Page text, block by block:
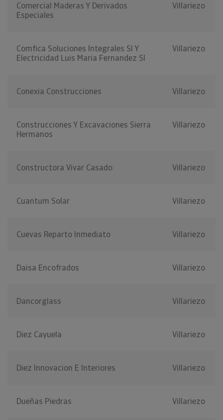
Comercial Maderas Y Derivados
Especiales
Villariezo
Comfica Soluciones Integrales Sl Y
Electricidad Luis Maria Fernandez Sl
Villariezo
Conexia Construcciones Villariezo
Construcciones Y Excavaciones Sierra
Hermanos
Villariezo
Constructora Vivar Casado Villariezo
Cuantum Solar Villariezo
Cuevas Reparto Inmediato Villariezo
Daisa Encofrados Villariezo
Dancorglass Villariezo
Diez Cayuela Villariezo
Diez Innovacion E Interiores Villariezo
Dueñas Piedras Villariezo